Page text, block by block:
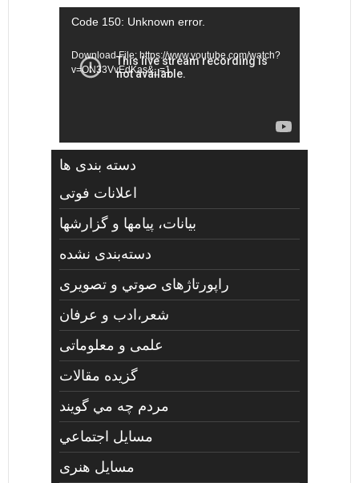
Video
Code 150: Unknown error.
Download File: https://www.youtube.com/watch?
v=ON33VvEdKas&_=1
دسته بندی ها
اعلانات فوتی
بیانات، پیامها و گزارشها
دسته‌بندی نشده
راپورتاژهای صوتي و تصويری
شعر،ادب و عرفان
علمی و معلوماتی
گزیده مقالات
مردم چه مي گويند
مسايل اجتماعي
مسايل هنری